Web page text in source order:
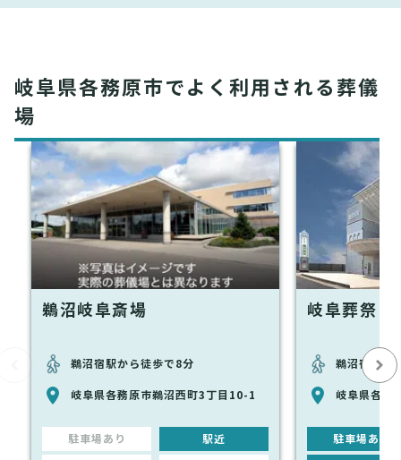
岐阜県各務原市でよく利用される葬儀
場
鵜沼岐阜斎場
鵜沼宿駅から徒歩で8分
岐阜県各務原市鵜沼西町3丁目10-1
駐車場あり 駅近
岐阜葬祭
鵜沼宿駅か
岐阜県各務
駐車場あり